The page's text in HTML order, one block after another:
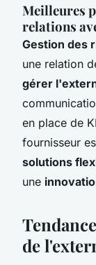
Meilleures
relations
Gestion des
une relation
gérer
en place de
fournisseur
solutions
une
de